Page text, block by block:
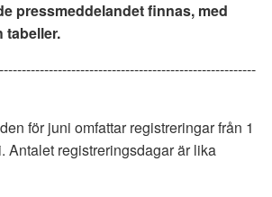
pressmeddelandet finnas, med
tabeller.
för juni omfattar registreringar från 1
Antalet registreringsdagar är lika